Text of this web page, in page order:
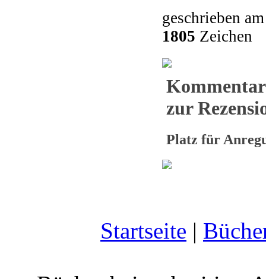
geschrieben
1805 Zeichen
zur
Platz für
Startseite |